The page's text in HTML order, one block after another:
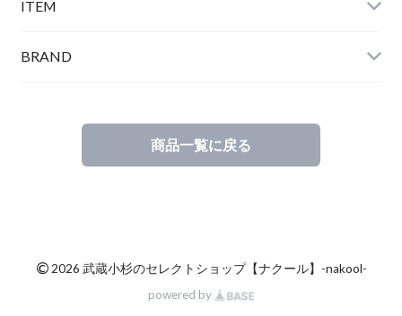
ITEM
BRAND
商品一覧に戻る
©2026 武蔵小杉のセレクトショップ【ナクール】-nakool-
powered by